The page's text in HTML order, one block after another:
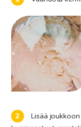
Lisää